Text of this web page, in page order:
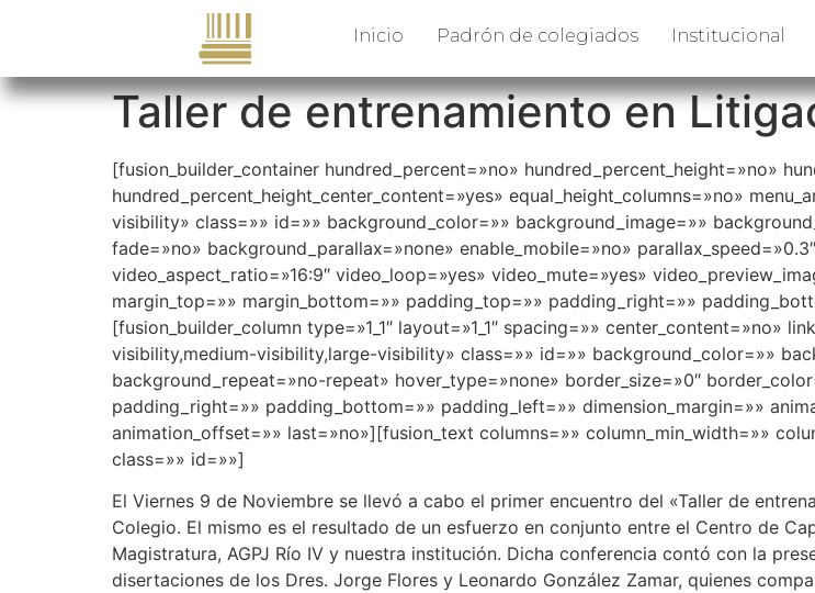
Inicio Padrón de colegiados Institucional
Taller de entrenamiento en
[fusion_builder_container hundred_percent=»no» hundred_percent_height=»no»
hundred_percent_height_center_content=»yes» equal_height_columns=»no»
visibility» class=»» id=»» background_color=»» background_image=»»
fade=»no» background_parallax=»none» enable_mobile=»no»
video_aspect_ratio=»16:9″ video_loop=»yes» video_mute=»yes»
margin_top=»» margin_bottom=»» padding_top=»» padding_right=»»
[fusion_builder_column type=»1_1″ layout=»1_1″ spacing=»» center_content=»no»
visibility,medium-visibility,large-visibility» class=»» id=»» background_color=»»
background_repeat=»no-repeat» hover_type=»none» border_size=»0″
padding_right=»» padding_bottom=»» padding_left=»» dimension_margin=»»
animation_offset=»» last=»no»][fusion_text columns=»» column_min_width=»»
class=»» id=»»]
El Viernes 9 de Noviembre se llevó a cabo el primer encuentro del «Taller de
Colegio. El mismo es el resultado de un esfuerzo en conjunto entre el Centro de
Magistratura, AGPJ Río IV y nuestra institución. Dicha conferencia contó con la
disertaciones de los Dres. Jorge Flores y Leonardo González Zamar, quienes